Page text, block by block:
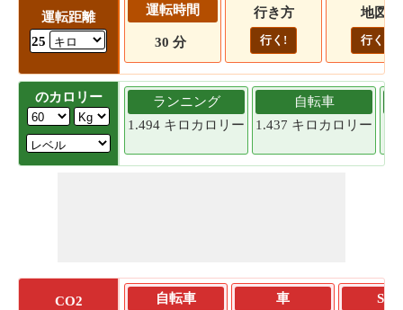
運転距離
25
運転時間
30 分
行き方
行く!
地図
行く!
のカロリー
ランニング
1.494 キロカロリー
自転車
1.437 キロカロリー
CO2
自転車
車
SUV